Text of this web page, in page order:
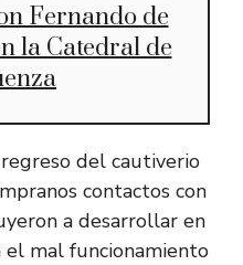
Fernando de
la Catedral de
del cautiverio
contactos con
a desarrollar en
mal funcionamiento